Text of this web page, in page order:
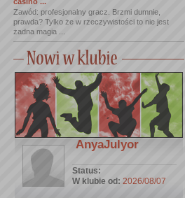
Zawód: profesjonalny gracz. Brzmi dumnie,
prawda? Tylko że w rzeczywistości to nie jest
żadna magia ...
AnyaJulyor
Status:
W klubie od: 2026/08/07